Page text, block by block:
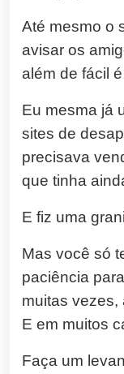
Até mesmo o
avisar os
além de fácil
Eu mesma já
sites de
precisava
que tinha
E fiz uma
Mas você só
paciência
muitas vezes,
E em muitos
Faça um